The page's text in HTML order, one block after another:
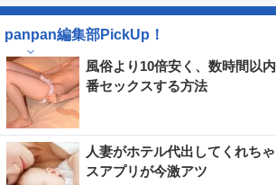
panpan編集部PickUp！
風俗より10倍安く、数時間以
番セックスする方法
人妻がホテル代出してくれち
スアプリが今激アツ